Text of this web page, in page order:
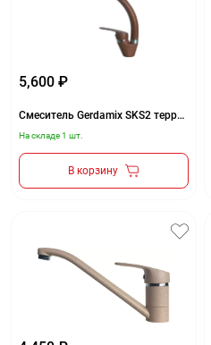
5,600 ₽
Смеситель Gerdamix SKS2 терракот (GE-06)
На складе 1 шт.
В корзину